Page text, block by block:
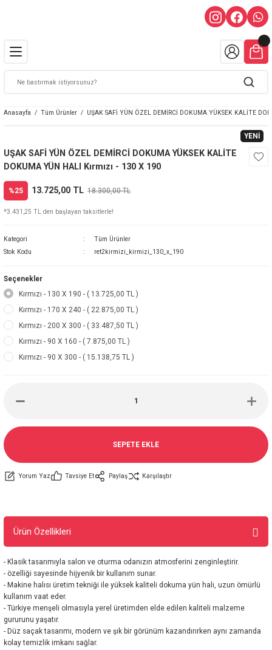
Anasayfa Tüm Ürünler UŞAK SAFİ YÜN ÖZEL DEMİRCİ DOKUMA YÜKSEK KALİTE
YENİ
UŞAK SAFİ YÜN ÖZEL DEMİRCİ DOKUMA YÜKSEK KALİTE
DOKUMA YÜN HALI Kırmızı - 130 X 190
%25 13.725,00 TL 18.300,00 TL
*3.431,25 TL den başlayan taksitlerle!
Kategori
Tüm Ürünler
Stok Kodu
ret2kirmizi_kirmizi_130_x_190
Seçenekler
Kırmızı - 130 X 190 - ( 13.725,00 TL )
Kırmızı - 170 X 240 - ( 22.875,00 TL )
Kırmızı - 200 X 300 - ( 33.487,50 TL )
Kırmızı - 90 X 160 - ( 7.875,00 TL )
Kırmızı - 90 X 300 - ( 15.138,75 TL )
SEPETE EKLE
Yorum Yaz Tavsiye Et Paylaş Karşılaştır
Ürün Özellikleri
- Klasik tasarımıyla salon ve oturma odanızın atmosferini zenginleştirir.
- özelliği sayesinde hijyenik bir kullanım sunar.
- Makine halısı üretim tekniği ile yüksek kaliteli dokuma yün halı, uzun ömürlü
kullanım vaat eder.
- Türkiye menşeli olmasıyla yerel üretimden elde edilen kaliteli malzeme
gururunu yaşatır.
- Düz saçak tasarımı, modern ve şık bir görünüm kazandırırken aynı zamanda
kolay temizlik imkanı sağlar.